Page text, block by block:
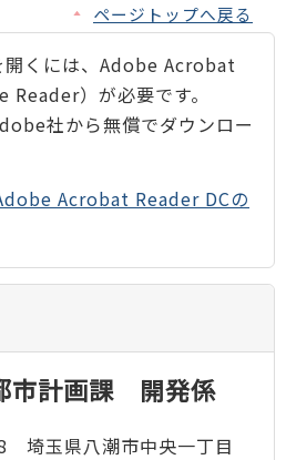
ページトップへ戻る
開くには、Adobe Acrobat
）が必要です。
社から無償でダウンロー
Acrobat Reader DCの
市計画課 開発係
埼玉県八潮市中央一丁目